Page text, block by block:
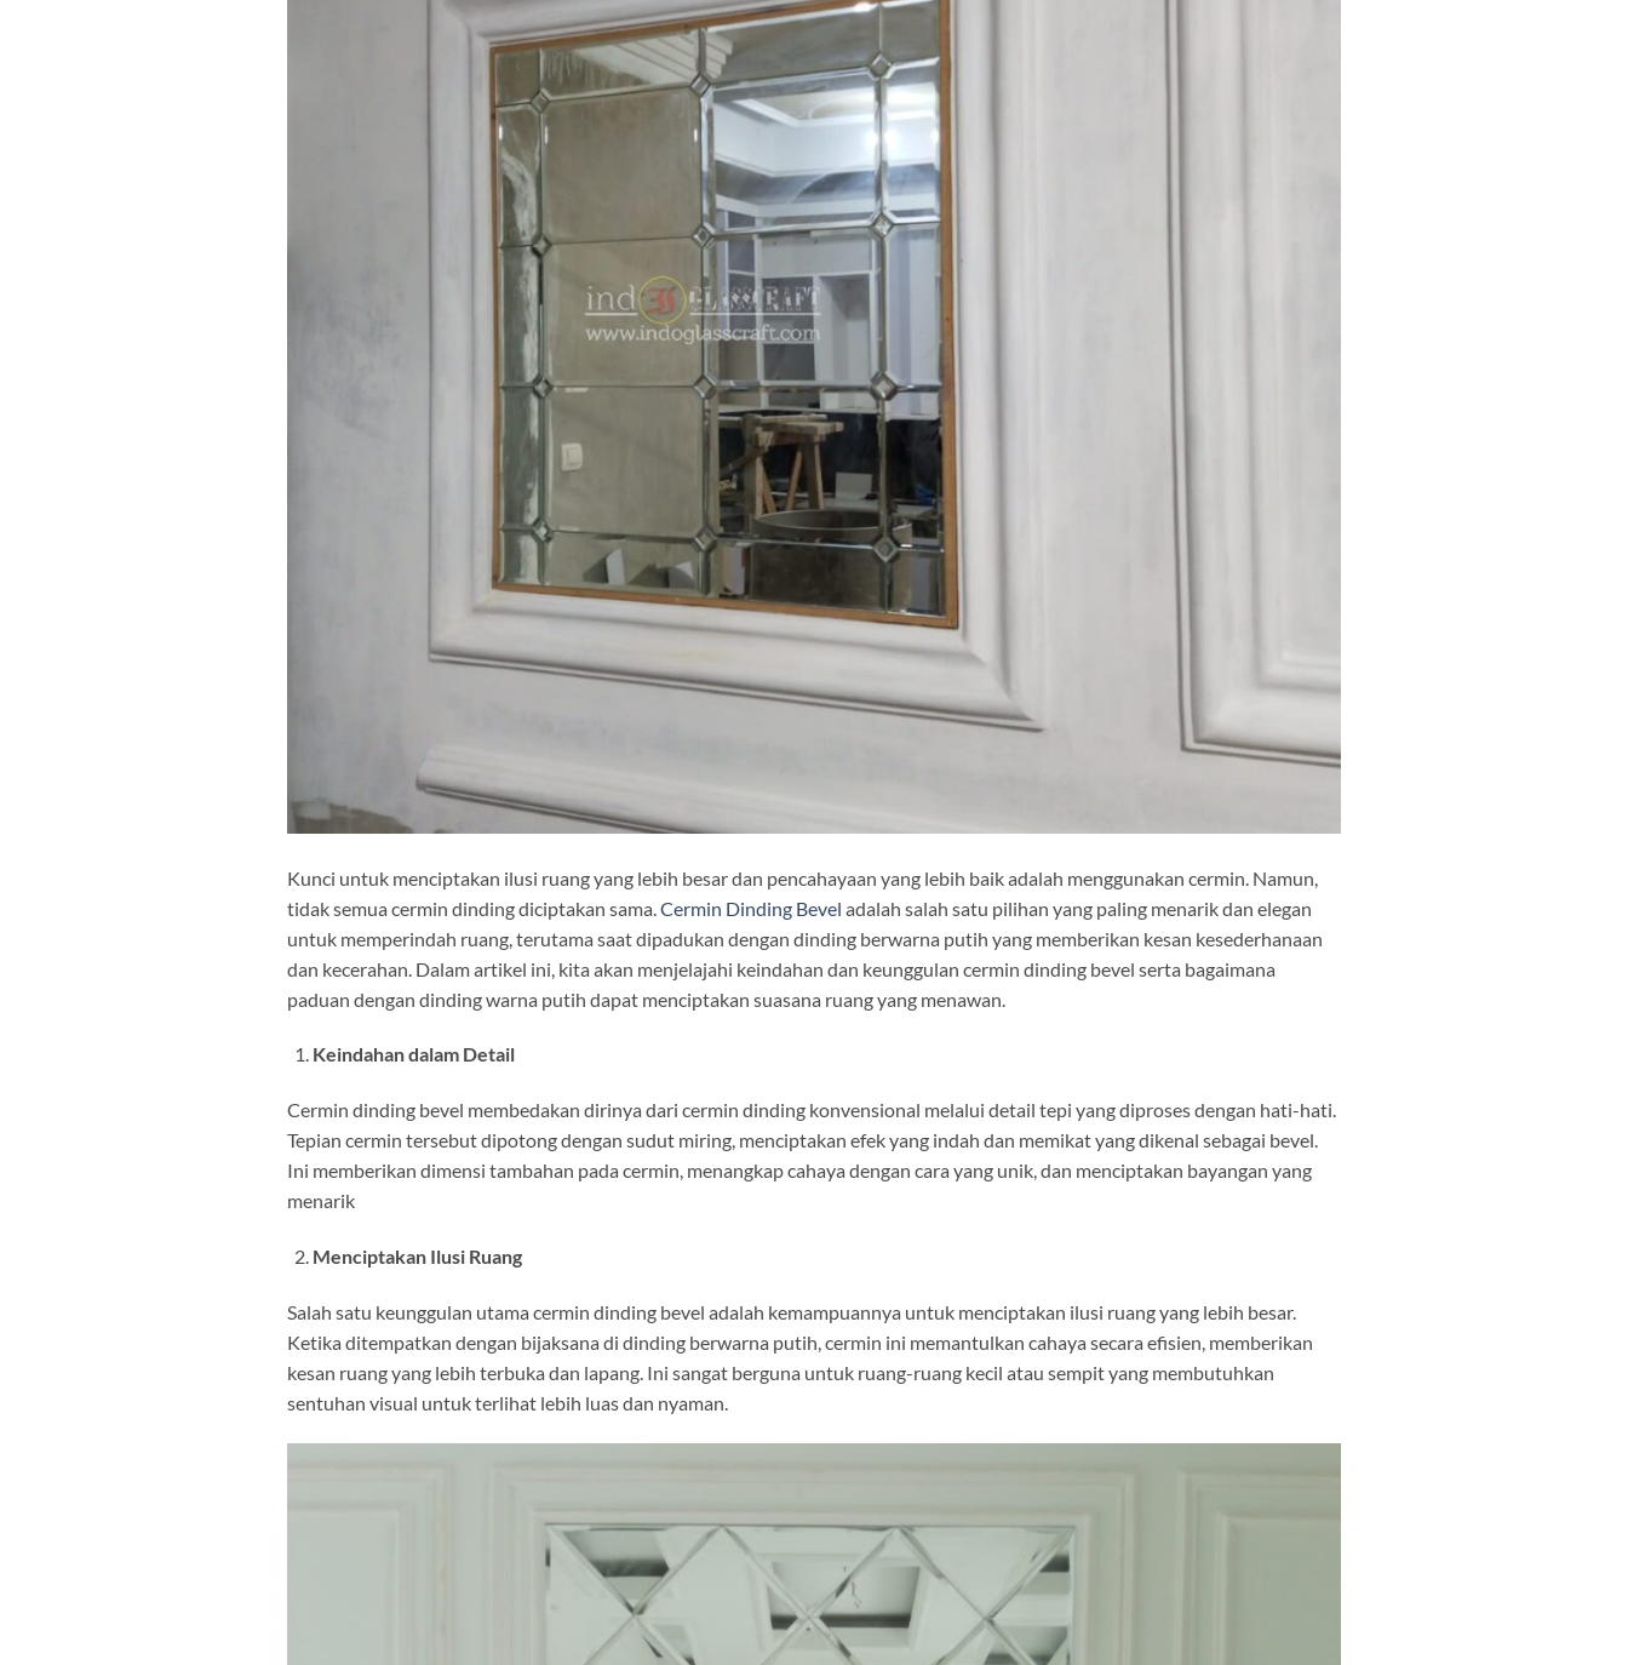
Kunci untuk menciptakan ilusi ruang yang lebih besar dan pencahayaan yang lebih baik adalah menggunakan cermin. Namun,
tidak semua cermin dinding diciptakan sama. Cermin Dinding Bevel adalah salah satu pilihan yang paling menarik dan elegan
untuk memperindah ruang, terutama saat dipadukan dengan dinding berwarna putih yang memberikan kesan kesederhanaan
dan kecerahan. Dalam artikel ini, kita akan menjelajahi keindahan dan keunggulan cermin dinding bevel serta bagaimana
paduan dengan dinding warna putih dapat menciptakan suasana ruang yang menawan.
Keindahan dalam Detail
Cermin dinding bevel membedakan dirinya dari cermin dinding konvensional melalui detail tepi yang diproses dengan hati-hati.
Tepian cermin tersebut dipotong dengan sudut miring, menciptakan efek yang indah dan memikat yang dikenal sebagai bevel.
Ini memberikan dimensi tambahan pada cermin, menangkap cahaya dengan cara yang unik, dan menciptakan bayangan yang
menarik
Menciptakan Ilusi Ruang
Salah satu keunggulan utama cermin dinding bevel adalah kemampuannya untuk menciptakan ilusi ruang yang lebih besar.
Ketika ditempatkan dengan bijaksana di dinding berwarna putih, cermin ini memantulkan cahaya secara efisien, memberikan
kesan ruang yang lebih terbuka dan lapang. Ini sangat berguna untuk ruang-ruang kecil atau sempit yang membutuhkan
sentuhan visual untuk terlihat lebih luas dan nyaman.